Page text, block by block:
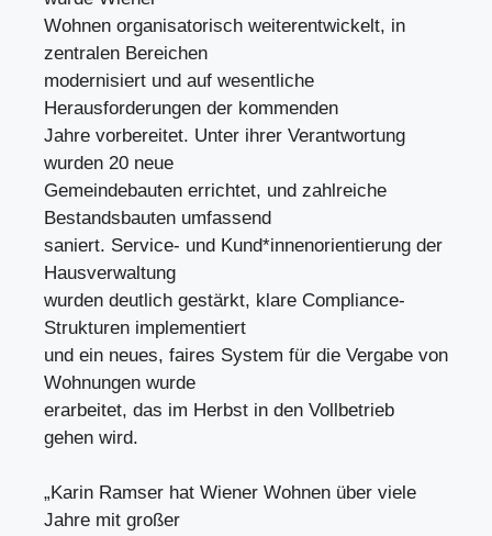
Wohnen organisatorisch weiterentwickelt, in
zentralen Bereichen
modernisiert und auf wesentliche
Herausforderungen der kommenden
Jahre vorbereitet. Unter ihrer Verantwortung
wurden 20 neue
Gemeindebauten errichtet, und zahlreiche
Bestandsbauten umfassend
saniert. Service- und Kund*innenorientierung der
Hausverwaltung
wurden deutlich gestärkt, klare Compliance-
Strukturen implementiert
und ein neues, faires System für die Vergabe von
Wohnungen wurde
erarbeitet, das im Herbst in den Vollbetrieb
gehen wird.
„Karin Ramser hat Wiener Wohnen über viele
Jahre mit großer